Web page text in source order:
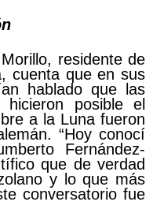
residente de
cuenta que en sus
hablado que las
hicieron posible el
a la Luna fueron
“Hoy conocí
Fernández-
que de verdad
y lo que más
conversatorio fue